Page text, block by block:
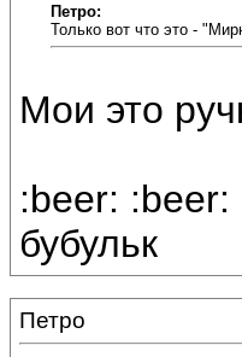
Петро:
Только вот что это -
Мои это
:beer: :beer:
бубульк
Петро